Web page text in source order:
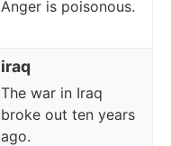
Anger is poisonous.
iraq
The war in Iraq
broke out ten years
ago.